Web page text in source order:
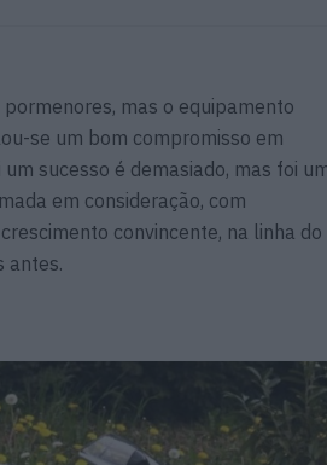
mas o equipamento
se um bom compromisso em
sucesso é demasiado, mas foi
em consideração, com
convincente, na linha do
antes.